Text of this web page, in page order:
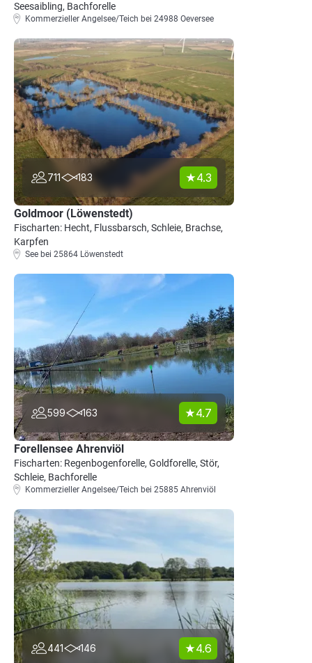
Seesaibling, Bachforelle
Kommerzieller Angelsee/Teich bei 24988 Oeversee
711 183 4.3
Goldmoor (Löwenstedt)
Fischarten: Hecht, Flussbarsch, Schleie, Brachse,
Karpfen
See bei 25864 Löwenstedt
599 163 4.7
Forellensee Ahrenviöl
Fischarten: Regenbogenforelle, Goldforelle, Stör,
Schleie, Bachforelle
Kommerzieller Angelsee/Teich bei 25885 Ahrenviöl
441 146 4.6